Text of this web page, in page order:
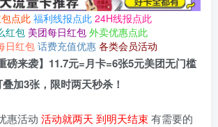
点此 福利线报点此 24H线报点此
红包 美团每日红包 外卖优惠点此
日红包 话费充值优惠 各类会员活动
磅来袭】11.7元=月卡=6张5元美团无门槛
加3张，限时两天秒杀！
惠活动 活动就两天 到明天结束 有需要的